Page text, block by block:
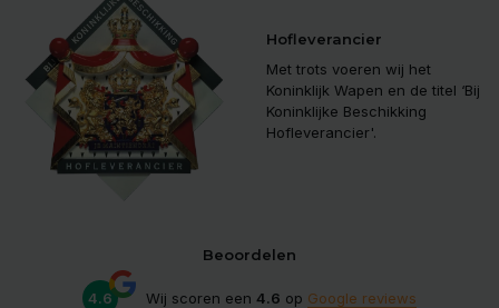
Hofleverancier
Met trots voeren wij het
Koninklijk Wapen en de titel ‘Bij
Koninklijke Beschikking
Hofleverancier'.
Beoordelen
4.6 Wij scoren een 4.6 op Google reviews